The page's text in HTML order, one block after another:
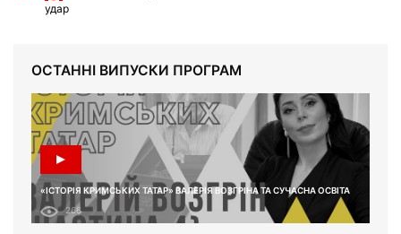
удар
ОСТАННІ ВИПУСКИ ПРОГРАМ
«ІСТОРІЯ КРИМСЬКИХ ТАТАР» ВАЛЕРІЯ ВОЗГРІНА ТА СУЧАСНА ОСВІТА
266